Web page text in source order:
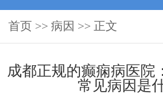
首页 >> 病因 >> 正文
成都正规的癫痫病医院
常见病因是